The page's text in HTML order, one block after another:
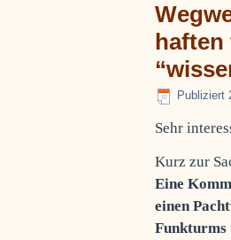
haften
Publiziert
Sehr
Kurz zur
Eine
einen
Funkturms